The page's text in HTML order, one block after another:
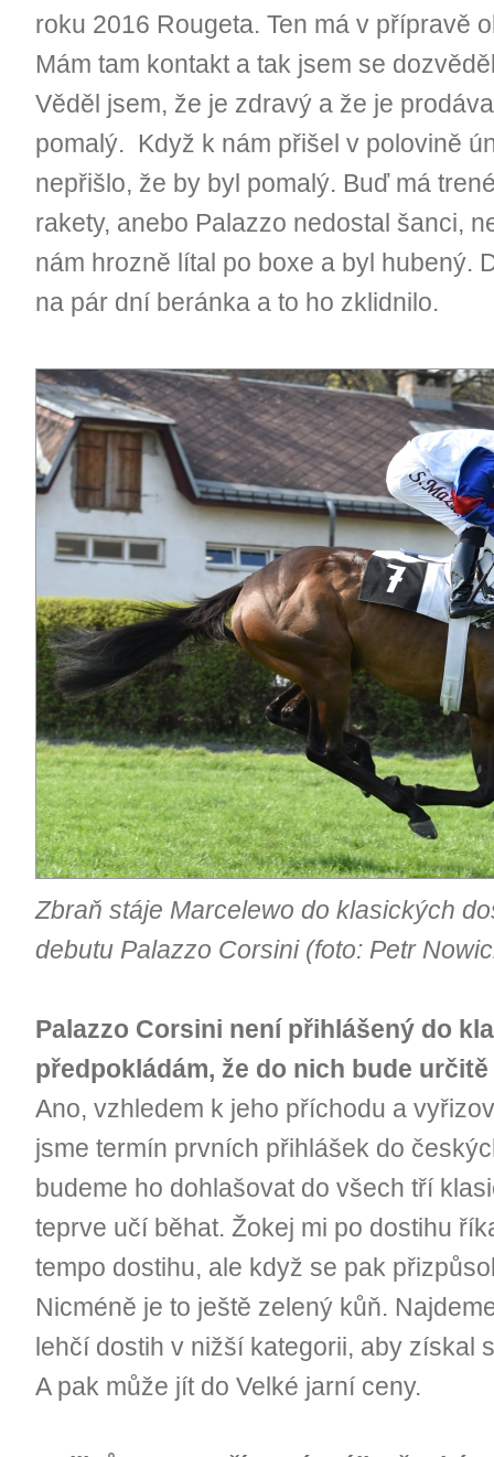
roku 2016 Rougeta. Ten má v přípravě
Mám tam kontakt a tak jsem se
Věděl jsem, že je zdravý a že je
pomalý. Když k nám přišel v polovině
nepřišlo, že by byl pomalý. Buď má
rakety, anebo Palazzo nedostal šanci,
nám hrozně lítal po boxe a byl hubený.
na pár dní beránka a to ho zklidnilo.
Zbraň stáje Marcelewo do klasických
debutu Palazzo Corsini (foto: Petr
Palazzo Corsini není přihlášený do
předpokládám, že do nich bude
Ano, vzhledem k jeho příchodu a
jsme termín prvních přihlášek do
budeme ho dohlašovat do všech tří
teprve učí běhat. Žokej mi po dostihu
tempo dostihu, ale když se pak
Nicméně je to ještě zelený kůň.
lehčí dostih v nižší kategorii, aby získal
A pak může jít do Velké jarní ceny.